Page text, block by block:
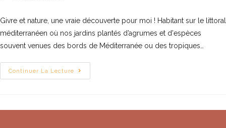
Givre et nature, une vraie découverte pour moi ! Habitant sur le littoral
méditerranéen où nos jardins plantés d’agrumes et d'espèces
souvent venues des bords de Méditerranée ou des tropiques…
Continuer La Lecture